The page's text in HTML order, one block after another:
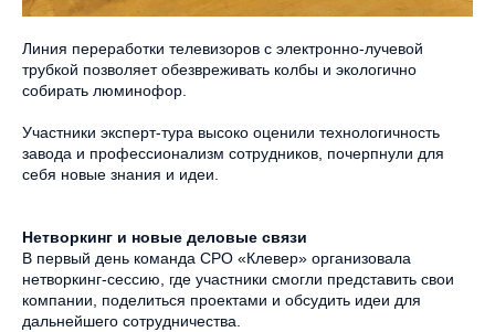
Линия переработки телевизоров с электронно-лучевой
трубкой позволяет обезвреживать колбы и экологично
собирать люминофор.
Участники эксперт-тура высоко оценили технологичность
завода и профессионализм сотрудников, почерпнули для
себя новые знания и идеи.
Нетворкинг и новые деловые связи
В первый день команда СРО «Клевер» организовала
нетворкинг-сессию, где участники смогли представить свои
компании, поделиться проектами и обсудить идеи для
дальнейшего сотрудничества.